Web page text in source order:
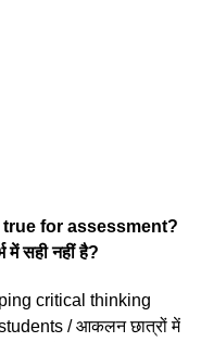
for assessment?
सही नहीं है?
critical thinking
/ आकलन छात्रों में